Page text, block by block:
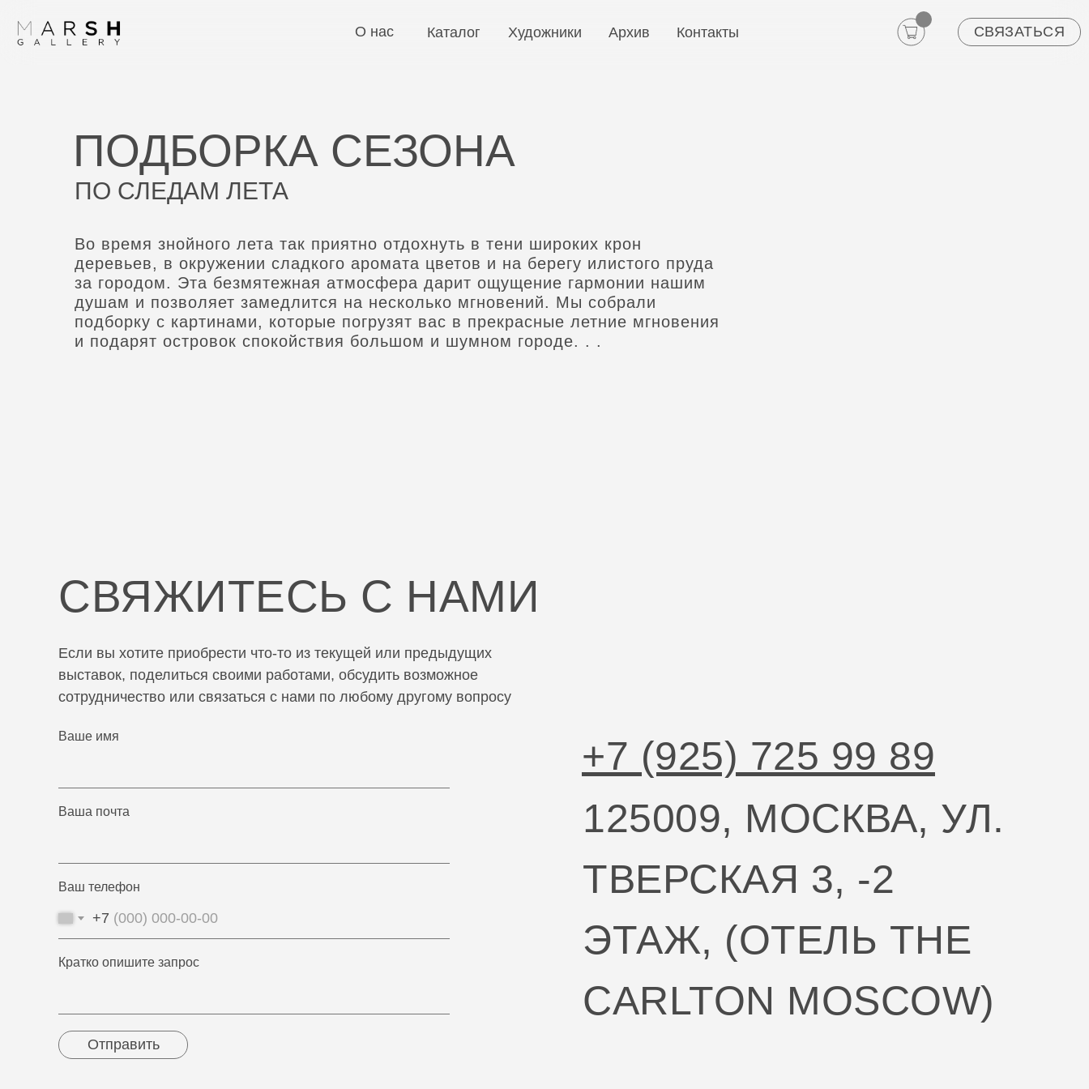
СВЯЗАТЬСЯ
Контакты
Архив
Художники
Каталог
О нас
Во время знойного лета так приятно отдохнуть в тени широких крон
деревьев, в окружении сладкого аромата цветов и на берегу илистого пруда
за городом. Эта безмятежная атмосфера дарит ощущение гармонии нашим
душам и позволяет замедлится на несколько мгновений. Мы собрали
подборку с картинами, которые погрузят вас в прекрасные летние мгновения
и подарят островок спокойствия большом и шумном городе. . .
ПО СЛЕДАМ ЛЕТА
ПОДБОРКА СЕЗОНА
Ваше имя
Ваша почта
Ваш телефон
+7
Кратко опишите запрос
Отправить
СВЯЖИТЕСЬ С НАМИ
Если вы хотите приобрести что-то из текущей или предыдущих
выставок, поделиться своими работами, обсудить возможное
сотрудничество или связаться с нами по любому другому вопросу
+7 (925) 725 99 89
125009, МОСКВА, УЛ.
ТВЕРСКАЯ 3, -2
ЭТАЖ, (ОТЕЛЬ THE
CARLTON MOSCOW)